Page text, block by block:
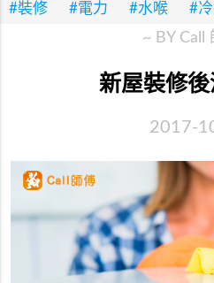
#裝修 #電力 #水喉 #
~ BY Call
新屋裝修
2017-